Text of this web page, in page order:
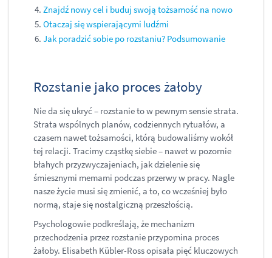
Znajdź nowy cel i buduj swoją tożsamość na nowo
Otaczaj się wspierającymi ludźmi
Jak poradzić sobie po rozstaniu? Podsumowanie
Rozstanie jako proces żałoby
Nie da się ukryć – rozstanie to w pewnym sensie strata.
Strata wspólnych planów, codziennych rytuałów, a
czasem nawet tożsamości, którą budowaliśmy wokół
tej relacji. Tracimy cząstkę siebie – nawet w pozornie
błahych przyzwyczajeniach, jak dzielenie się
śmiesznymi memami podczas przerwy w pracy. Nagle
nasze życie musi się zmienić, a to, co wcześniej było
normą, staje się nostalgiczną przeszłością.
Psychologowie podkreślają, że mechanizm
przechodzenia przez rozstanie przypomina proces
żałoby. Elisabeth Kübler-Ross opisała pięć kluczowych